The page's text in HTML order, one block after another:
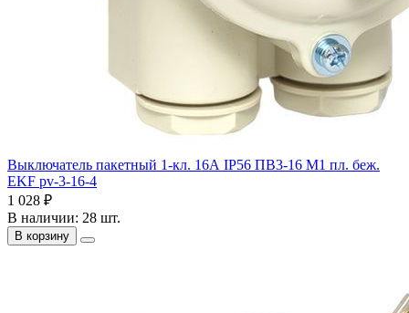
Выключатель пакетный 1-кл. 16А IP56 ПВ3-16 М1 пл. беж.
EKF pv-3-16-4
1 028 ₽
В наличии: 28 шт.
В корзину